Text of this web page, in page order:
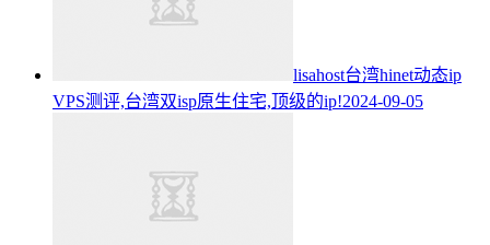
lisahost台湾hinet动态ip
VPS测评,台湾双isp原生住宅,顶级的ip!2024-09-05